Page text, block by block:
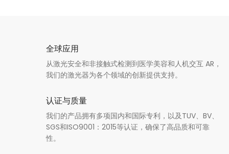
全球应用
从激光安全和非接触式检测到医学美容和人机交互 AR，
我们的激光器为各个领域的创新提供支持。
认证与质量
我们的产品拥有多项国内和国际专利，以及TUV、BV、
SGS和ISO9001：2015等认证，确保了高品质和可靠
性。